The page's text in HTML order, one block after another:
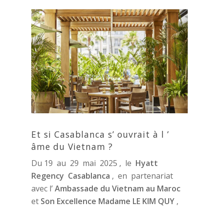
Et si Casablanca s’ ouvrait à l ’
âme du Vietnam ?
Du 19 au 29 mai 2025 , le Hyatt
Regency Casablanca , en partenariat
avec l’Ambassade du Vietnam au Maroc
et Son Excellence Madame LE KIM QUY ,